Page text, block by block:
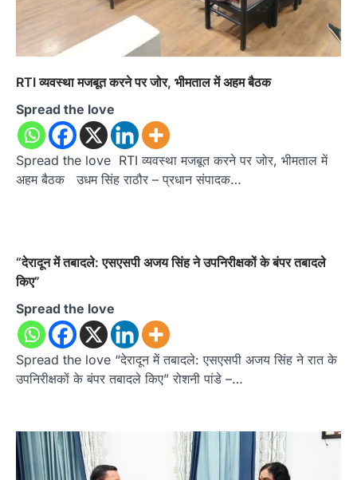
RTI व्यवस्था मजबूत करने पर जोर, भीमताल में अहम बैठक
Spread the love
Spread the love RTI व्यवस्था मजबूत करने पर जोर, भीमताल में
अहम बैठक उधम सिंह राठौर – प्रधान संपादक…
“देरादून में तबादले: एसएसपी अजय सिंह ने उपनिरीक्षकों के बंपर तबादले
किए”
Spread the love
Spread the love “देरादून में तबादले: एसएसपी अजय सिंह ने रात के
उपनिरीक्षकों के बंपर तबादले किए” रोशनी पांडे –…